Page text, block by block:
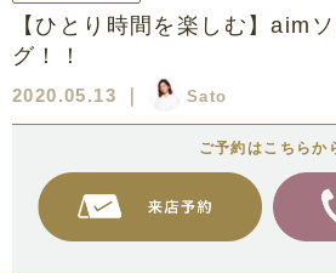
【ひとり時間を楽しむ】aim
グ！！
2020.05.13 Sato
ご予約はこちらか